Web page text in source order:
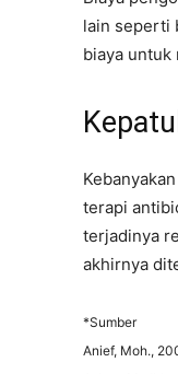
lain seperti
biaya untuk
terapi
terjadinya
akhirnya
*Sumber
Anief, Moh.,